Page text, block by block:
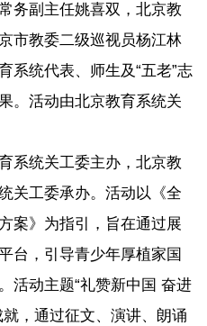
务副主任姚喜双，北京教
市教委二级巡视员杨江林
系统代表、师生及“五老”志
。活动由北京教育系统关
系统关工委主办，北京教
关工委承办。活动以《全
案》为指引，旨在通过展
台，引导青少年厚植家国
活动主题“礼赞新中国 奋进
，通过征文、演讲、朗诵